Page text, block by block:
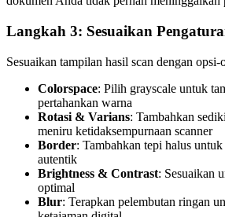
Langkah 3: Sesuaikan
Sesuaikan tampilan hasil scan dengan opsi-
Colorspace: Pilih grayscale untuk
pertahankan warna
Rotasi & Varians: Tambahkan
meniru ketidaksempurnaan scanner
Border: Tambahkan tepi halus
autentik
Brightness & Contrast: Sesuaikan
optimal
Blur: Terapkan pelembutan ringan